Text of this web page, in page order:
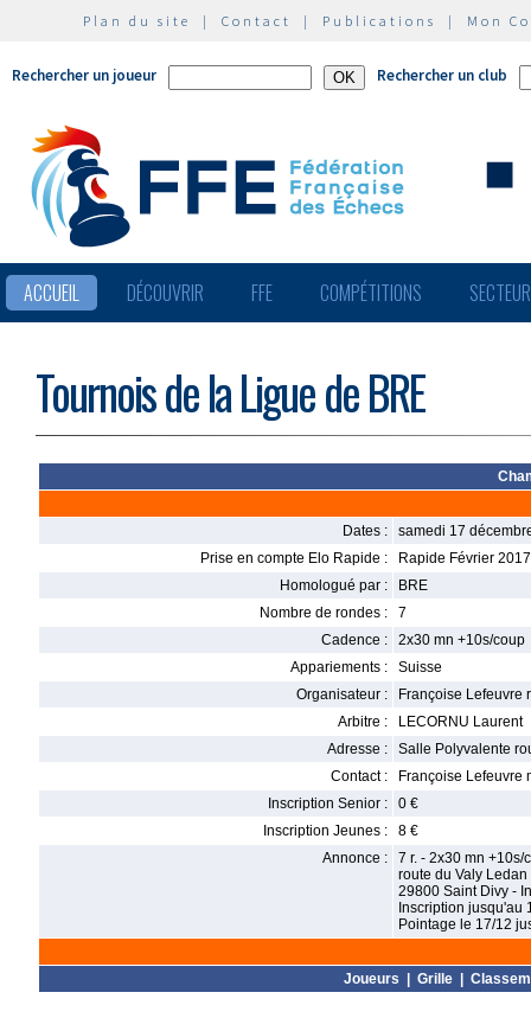
Plan du site | Contact | Publications | Mon
Rechercher un joueur Rechercher un club
ACCUEIL DÉCOUVRIR FFE COMPÉTITIONS
Tournois de la Ligue de BRE
Dates :
samedi 17
Prise en compte Elo Rapide :
Rapide Février 2017
Homologué par :
BRE
Nombre de rondes :
7
Cadence :
2x30 mn +10s/coup
Appariements :
Suisse
Organisateur :
Françoise Lefeuvre
Arbitre :
LECORNU Laurent
Adresse :
Salle Polyvalente
Contact :
Françoise Lefeuvre
Inscription Senior :
0 €
Inscription Jeunes :
8 €
Annonce :
7 r. - 2x30 mn
route du Valy Ledan
29800 Saint Divy -
Inscription jusqu'au
Pointage le 17/12
Joueurs Grille|